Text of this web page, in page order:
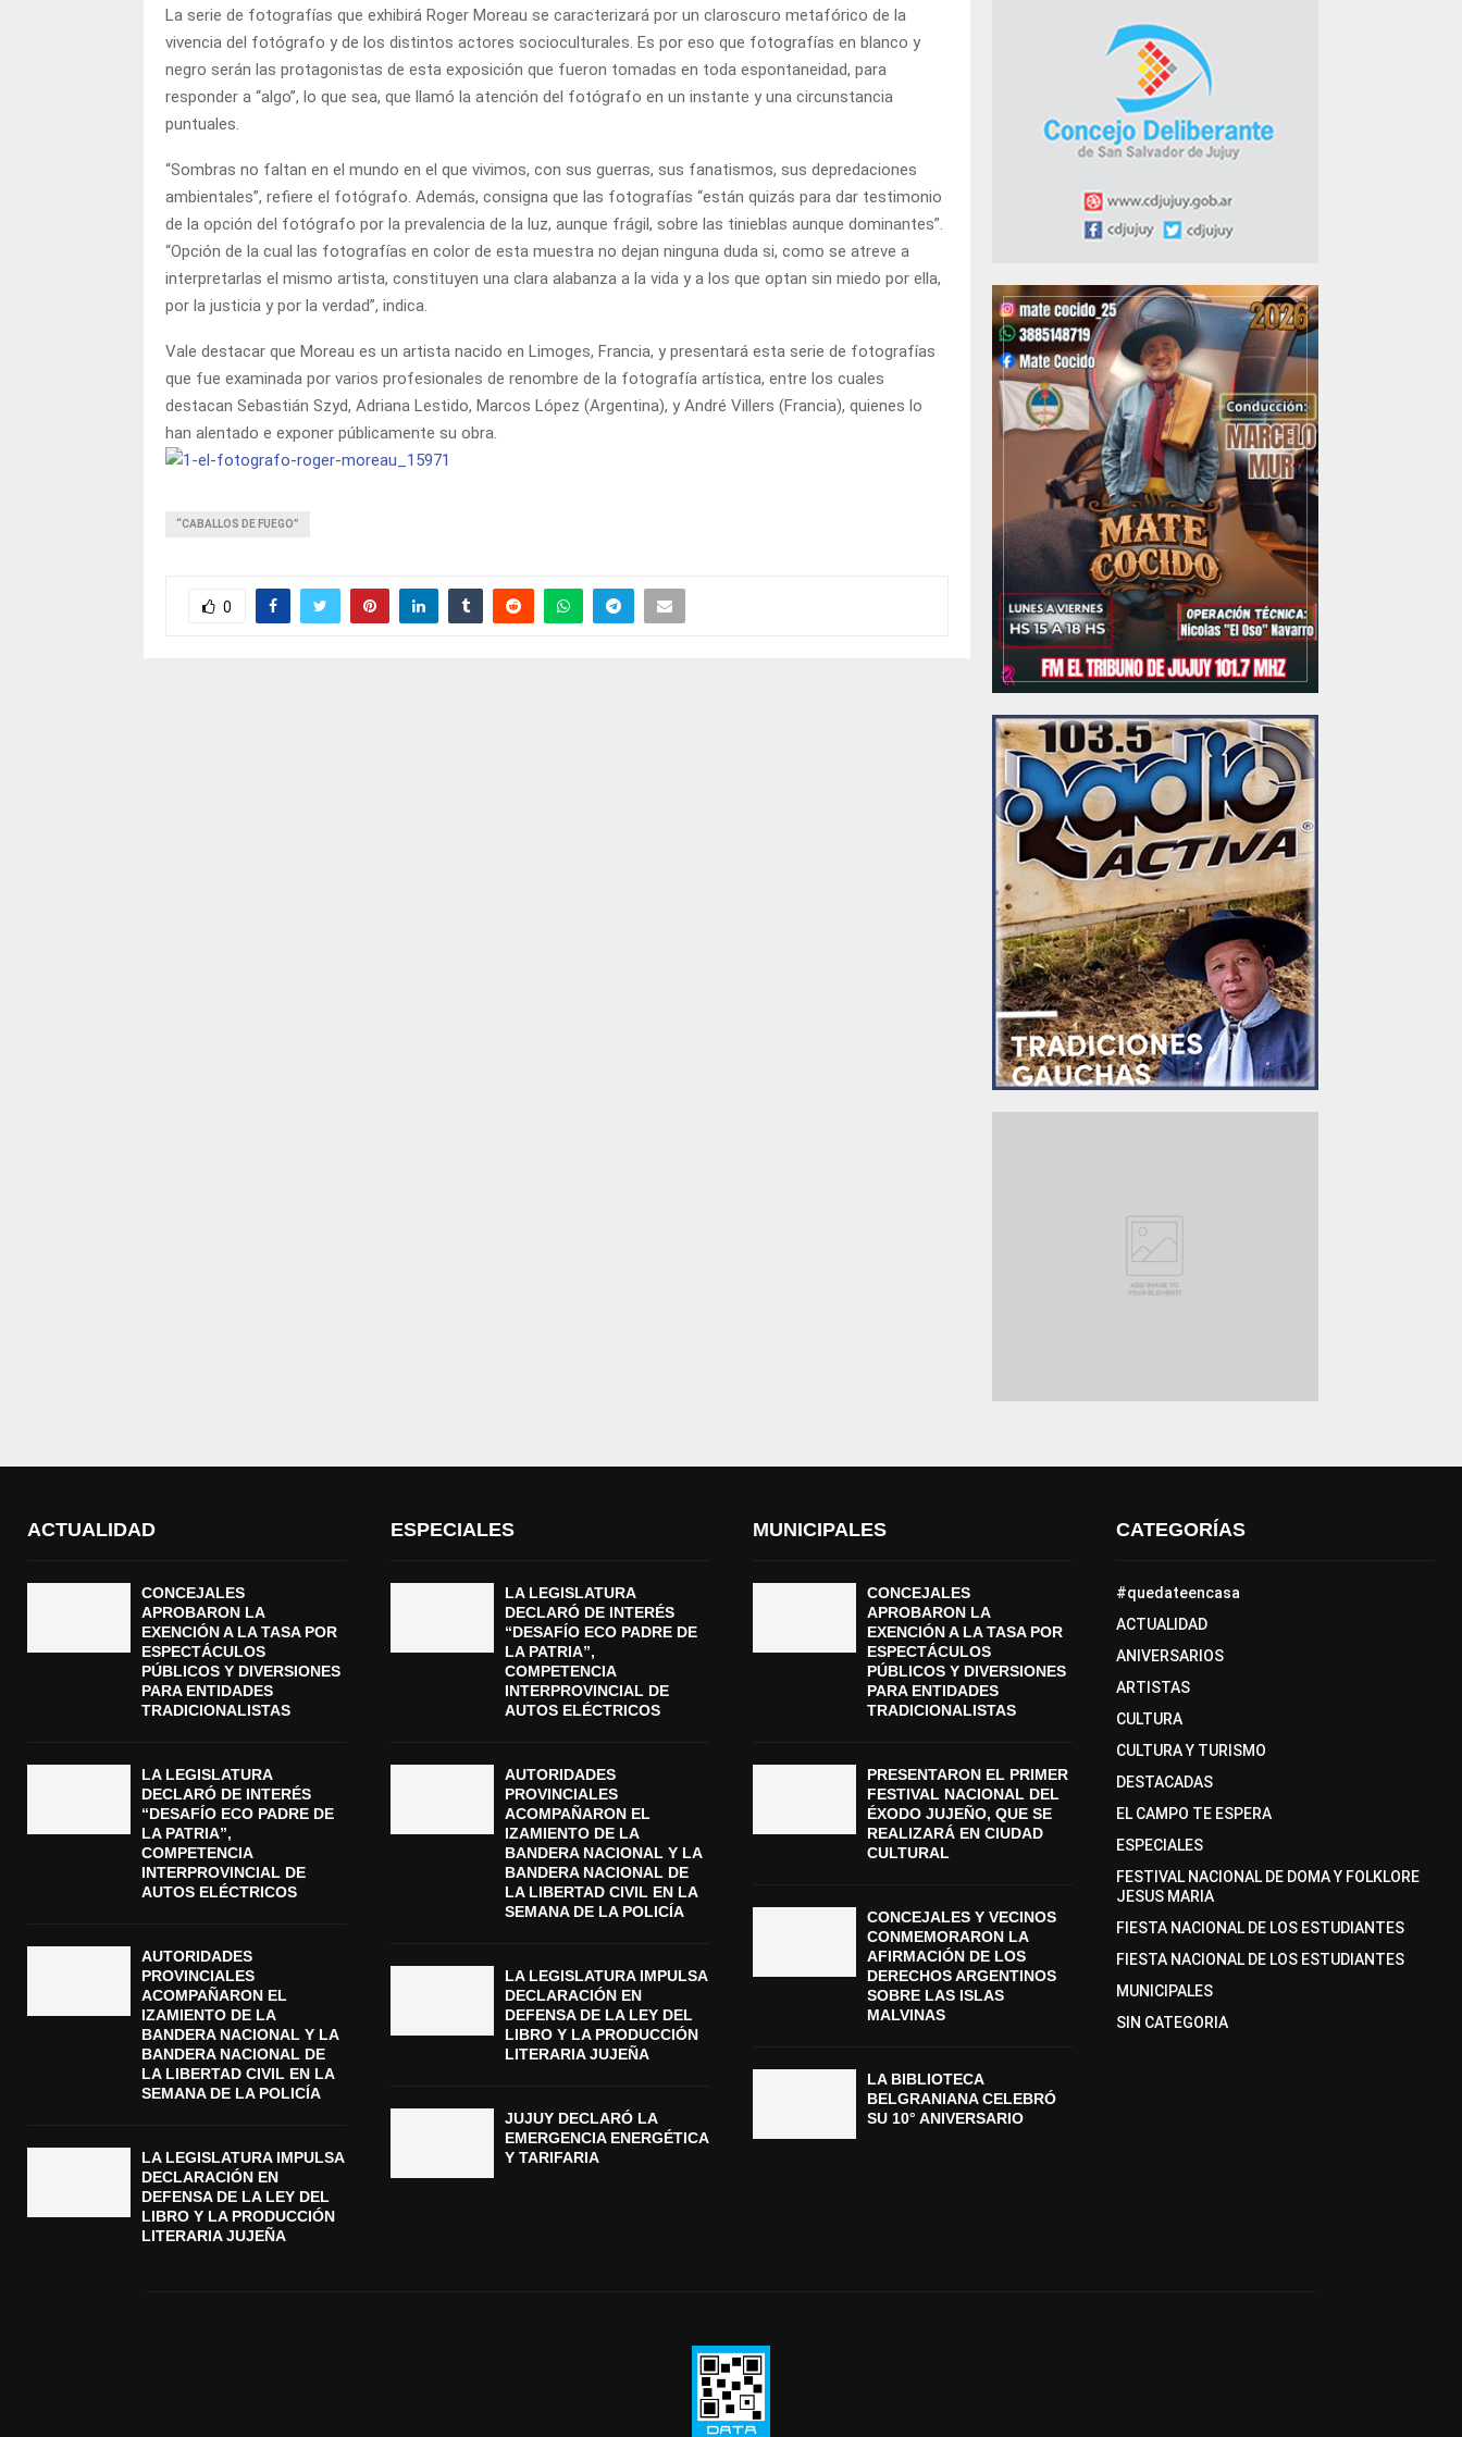
La serie de fotografías que exhibirá Roger Moreau se caracterizará por un claroscuro metafórico de la
vivencia del fotógrafo y de los distintos actores socioculturales. Es por eso que fotografías en blanco y
negro serán las protagonistas de esta exposición que fueron tomadas en toda espontaneidad, para
responder a “algo”, lo que sea, que llamó la atención del fotógrafo en un instante y una circunstancia
puntuales.
“Sombras no faltan en el mundo en el que vivimos, con sus guerras, sus fanatismos, sus depredaciones
ambientales”, refiere el fotógrafo. Además, consigna que las fotografías “están quizás para dar testimonio
de la opción del fotógrafo por la prevalencia de la luz, aunque frágil, sobre las tinieblas aunque dominantes”.
“Opción de la cual las fotografías en color de esta muestra no dejan ninguna duda si, como se atreve a
interpretarlas el mismo artista, constituyen una clara alabanza a la vida y a los que optan sin miedo por ella,
por la justicia y por la verdad”, indica.
Vale destacar que Moreau es un artista nacido en Limoges, Francia, y presentará esta serie de fotografías
que fue examinada por varios profesionales de renombre de la fotografía artística, entre los cuales
destacan Sebastián Szyd, Adriana Lestido, Marcos López (Argentina), y André Villers (Francia), quienes lo
han alentado e exponer públicamente su obra.
“CABALLOS DE FUEGO”
0
ACTUALIDAD
CONCEJALES
APROBARON LA
EXENCIÓN A LA TASA POR
ESPECTÁCULOS
PÚBLICOS Y DIVERSIONES
PARA ENTIDADES
TRADICIONALISTAS
LA LEGISLATURA
DECLARÓ DE INTERÉS
“DESAFÍO ECO PADRE DE
LA PATRIA”,
COMPETENCIA
INTERPROVINCIAL DE
AUTOS ELÉCTRICOS
AUTORIDADES
PROVINCIALES
ACOMPAÑARON EL
IZAMIENTO DE LA
BANDERA NACIONAL Y LA
BANDERA NACIONAL DE
LA LIBERTAD CIVIL EN LA
SEMANA DE LA POLICÍA
LA LEGISLATURA IMPULSA
DECLARACIÓN EN
DEFENSA DE LA LEY DEL
LIBRO Y LA PRODUCCIÓN
LITERARIA JUJEÑA
ESPECIALES
LA LEGISLATURA
DECLARÓ DE INTERÉS
“DESAFÍO ECO PADRE DE
LA PATRIA”,
COMPETENCIA
INTERPROVINCIAL DE
AUTOS ELÉCTRICOS
AUTORIDADES
PROVINCIALES
ACOMPAÑARON EL
IZAMIENTO DE LA
BANDERA NACIONAL Y LA
BANDERA NACIONAL DE
LA LIBERTAD CIVIL EN LA
SEMANA DE LA POLICÍA
LA LEGISLATURA IMPULSA
DECLARACIÓN EN
DEFENSA DE LA LEY DEL
LIBRO Y LA PRODUCCIÓN
LITERARIA JUJEÑA
JUJUY DECLARÓ LA
EMERGENCIA ENERGÉTICA
Y TARIFARIA
MUNICIPALES
CONCEJALES
APROBARON LA
EXENCIÓN A LA TASA POR
ESPECTÁCULOS
PÚBLICOS Y DIVERSIONES
PARA ENTIDADES
TRADICIONALISTAS
PRESENTARON EL PRIMER
FESTIVAL NACIONAL DEL
ÉXODO JUJEÑO, QUE SE
REALIZARÁ EN CIUDAD
CULTURAL
CONCEJALES Y VECINOS
CONMEMORARON LA
AFIRMACIÓN DE LOS
DERECHOS ARGENTINOS
SOBRE LAS ISLAS
MALVINAS
LA BIBLIOTECA
BELGRANIANA CELEBRÓ
SU 10° ANIVERSARIO
CATEGORÍAS
#quedateencasa
ACTUALIDAD
ANIVERSARIOS
ARTISTAS
CULTURA
CULTURA Y TURISMO
DESTACADAS
EL CAMPO TE ESPERA
ESPECIALES
FESTIVAL NACIONAL DE DOMA Y FOLKLORE
JESUS MARIA
FIESTA NACIONAL DE LOS ESTUDIANTES
FIESTA NACIONAL DE LOS ESTUDIANTES
MUNICIPALES
SIN CATEGORIA